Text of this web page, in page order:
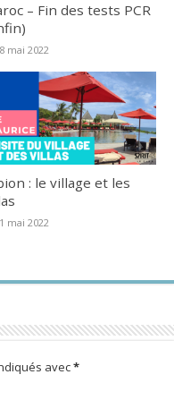
– Fin des tests PCR
mai 2022
: le village et les
mai 2022
avec*